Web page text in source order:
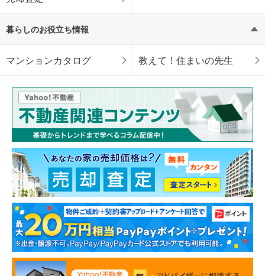
暮らしのお役立ち情報
マンションカタログ 教えて！住まいの先生